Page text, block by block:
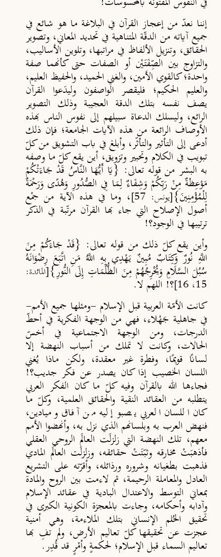
إننا نعدّ من إعجاز القرآن في البلاغة ما هو شائع في
جميع آياته من الدقّة المتناهية في تحديد المعاني، وتصوير
الحقائق، وتنزيل الألفاظ في مراتبها، وتلوين الأساليب،
والتزاوج بين الصِّفَتَيْن أو الصفات حتى كأنهما صفة
واحدة؛ كالقوي الأمين، والغني الحميد، والحفيظ العليم،
والعليم الحكيم؛ فليقصر الواصفون وليدَعوا القرآن
يصف نفسه بتلك الدقة العجيبة وذلك التصوير
الرائع، وليسلك الدعاة سبيلهم إلى نفوس الناس بهذه
الأوصاف الرائعة من هذه الآيات الجامعة؛ فإن ذلك
أدعى إلى التأثير والتأثّر، وأبلغ في باب التشويق من كلّ
تبويب في الكلام وتحبير وتزويق، أين يقع كلّ ما وصفه
به البشر من قوله تعالى: {يَا أَيُّهَا النَّاسُ قَدْ جَاءَتْكُمْ
مَوْعِظَةٌ مِنْ رَبِّكُمْ وَشِفَاءٌ لِمَا فِي الصُّدُورِ وَهُدًى وَرَحْمَةٌ
لِلْمُؤْمِنِينَ}[يونس: 57] ، وما في هذه الآية من جمْع
أصول الإصلاح التي جاء بها القرآن مرتّبة في الذكر
ترتيبها في الوجود؟!
وأين يقع كلّ ذلك من قوله تعالى: {قَدْ جَاءَكُمْ مِنَ
اللَّهِ نُورٌ وَكِتَابٌ مُبِينٌ يَهْدِي بِهِ اللَّهُ مَنِ اتَّبَعَ رِضْوَانَهُ
سُبُلَ السَّلَامِ وَيُخْرِجُهُمْ مِنَ الظُّلُمَاتِ إِلَى النُّورِ}[المائدة:
15، 16]
؟! اللهم لا.
كانت الأمّة العربية قبل الإسلام -ومثلها جميع الأمم-
في جاهلية جَهْلاء، فهي من الوجهة الفكرية في أحطّ
الدرجات، ومن الوجهة الاجتماعية في أخسّ
الحالات، وكانت لا تملك من أسباب النهضة إلا
لسانًا قويمًا، وفطرة غير معقدة، ولكن ماذا يُغني
اللسان الخصيب إذا كان يصدر عن فكر جديب؟!
فجاءها الله بالقرآن وفيه كلّ ما كان الفكر العربي
يتطلبه من العقائد النقية والحقائق العلمية، وكلّ ما
كان اللسان العربي يصبو إليه من آفاق وميادين،
فنهض العرب به وبلسانهم الذي نزل به، وأنهضوا الأمم
معهم، تلك النهضة التي زلزلَت العالَم الروحي العقلي
فأذهبَتْ مخارقه وثبّتَتْ حقائقه، وزلزلَت العالَم المادي
فذهبت بطغيانه وشروره ورذائله، وأقرّته على التشريع
العادل والمعاملة الرحيمة، ثم لاءمت بين الروح والمادة
بمعاني التوسط والاعتدال البادية في عقائد الإسلام
وآدابه وأحكامه، وجاءت بالمعجزة الكونية الكبرى في
تحقيق الحُلم الإنساني بتلك الملاءمة، وهي أمنية
عجزت عن تحقيقها كلّ تعاليم الأرض، ولم تفِ بها
تعاليم السماء قبل الإسلام؛ لحكمةٍ وأمْرٍ قد قُدِر.